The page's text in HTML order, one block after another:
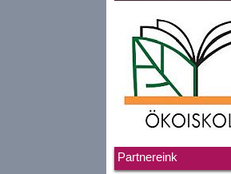
Partnereink